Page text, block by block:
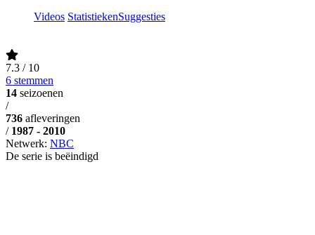
Videos StatistiekenSuggesties
7.3 / 10
6 stemmen
14 seizoenen
/
736 afleveringen
/ 1987 - 2010
Netwerk: NBC
De serie is beëindigd